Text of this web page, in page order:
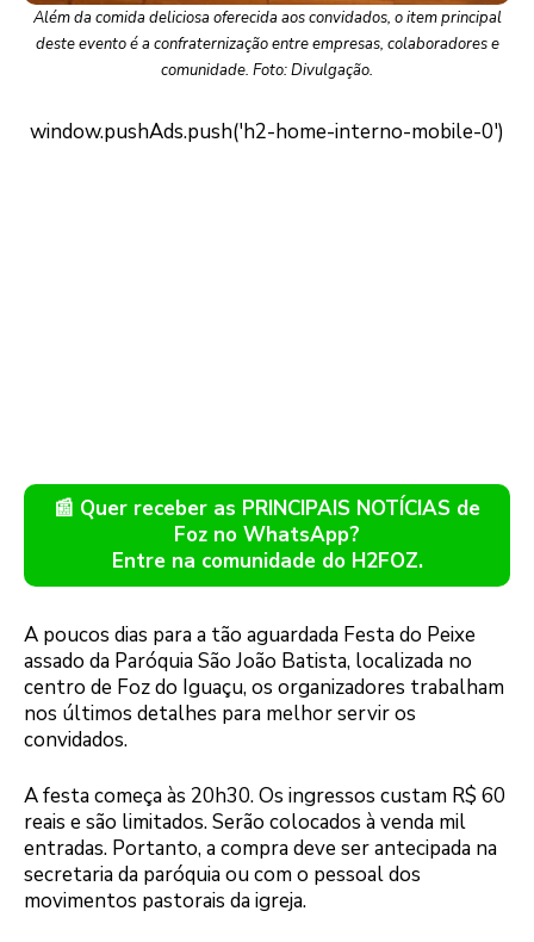
Além da comida deliciosa oferecida aos convidados, o item principal
deste evento é a confraternização entre empresas, colaboradores e
comunidade. Foto: Divulgação.
📰 Quer receber as PRINCIPAIS NOTÍCIAS de
Foz no WhatsApp?
Entre na comunidade do H2FOZ.
A poucos dias para a tão aguardada Festa do Peixe
assado da Paróquia São João Batista, localizada no
centro de Foz do Iguaçu, os organizadores trabalham
nos últimos detalhes para melhor servir os
convidados.
A festa começa às 20h30. Os ingressos custam R$ 60
reais e são limitados. Serão colocados à venda mil
entradas. Portanto, a compra deve ser antecipada na
secretaria da paróquia ou com o pessoal dos
movimentos pastorais da igreja.